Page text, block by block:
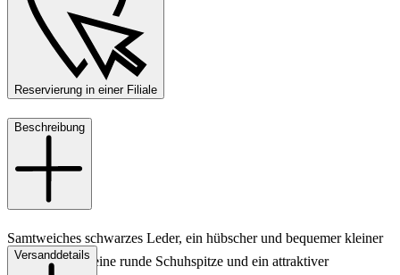
Reservierung in einer Filiale
Beschreibung
Samtweiches schwarzes Leder, ein hübscher und bequemer kleiner
Trichterabsatz, eine runde Schuhspitze und ein attraktiver
Versanddetails